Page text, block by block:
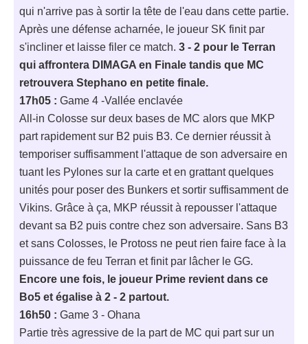
qui n'arrive pas à sortir la tête de l'eau dans cette partie.
Après une défense acharnée, le joueur SK finit par
s'incliner et laisse filer ce match. 3 - 2 pour le Terran
qui affrontera DIMAGA en Finale tandis que MC
retrouvera Stephano en petite finale.
17h05 : Game 4 -Vallée enclavée
All-in Colosse sur deux bases de MC alors que MKP
part rapidement sur B2 puis B3. Ce dernier réussit à
temporiser suffisamment l'attaque de son adversaire en
tuant les Pylones sur la carte et en grattant quelques
unités pour poser des Bunkers et sortir suffisamment de
Vikins. Grâce à ça, MKP réussit à repousser l'attaque
devant sa B2 puis contre chez son adversaire. Sans B3
et sans Colosses, le Protoss ne peut rien faire face à la
puissance de feu Terran et finit par lâcher le GG.
Encore une fois, le joueur Prime revient dans ce
Bo5 et égalise à 2 - 2 partout.
16h50 : Game 3 - Ohana
Partie très agressive de la part de MC qui part sur un